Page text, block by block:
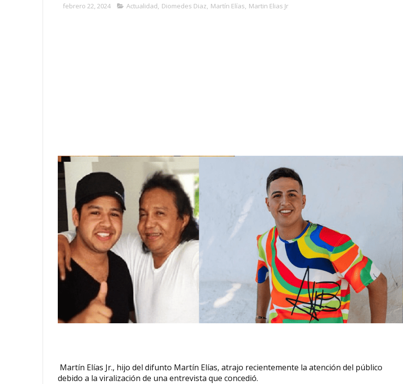
febrero 22, 2024 Actualidad, Diomedes Diaz, Martín Elías, Martin Elias Jr
Martín Elías Jr., hijo del difunto Martín Elías, atrajo recientemente la atención del público
debido a la viralización de una entrevista que concedió.